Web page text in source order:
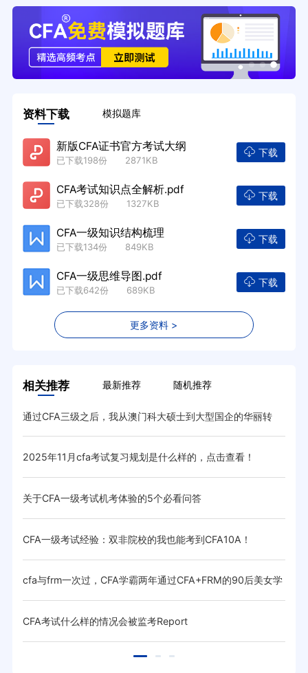
资料下载 模拟题库
新版CFA证书官方考试大纲
已下载198份 2871KB
下载
CFA考试知识点全解析.pdf
已下载328份 1327KB
下载
CFA一级知识结构梳理
已下载134份 849KB
下载
CFA一级思维导图.pdf
已下载642份 689KB
下载
更多资料 >
相关推荐 最新推荐 随机推荐
通过CFA三级之后，我从澳门科大硕士到大型国企的华丽转
变！
2025年11月cfa考试复习规划是什么样的，点击查看！
关于CFA一级考试机考体验的5个必看问答
CFA一级考试经验：双非院校的我也能考到CFA10A！
cfa与frm一次过，CFA学霸两年通过CFA+FRM的90后美女学
霸
CFA考试什么样的情况会被监考Report